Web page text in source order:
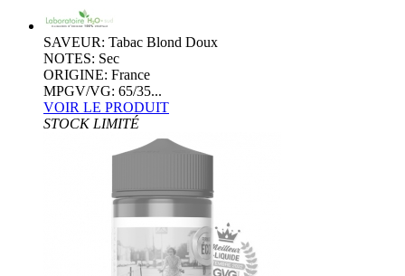
SAVEUR: Tabac Blond Doux
NOTES: Sec
ORIGINE: France
MPGV/VG: 65/35...
VOIR LE PRODUIT
STOCK LIMITÉ